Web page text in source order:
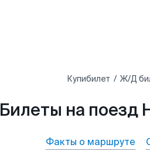
Купибилет Ж/Д
Билеты на поезд
Факты о маршруте